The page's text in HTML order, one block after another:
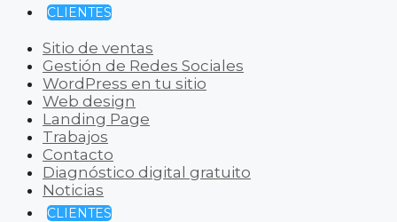
CLIENTES
Sitio de ventas
Gestión de Redes Sociales
WordPress en tu sitio
Web design
Landing Page
Trabajos
Contacto
Diagnóstico digital gratuito
Noticias
CLIENTES